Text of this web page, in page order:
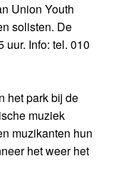
Union Youth
solisten. De
uur. Info: tel. 010
het park bij de
muziek
muzikanten hun
het weer het